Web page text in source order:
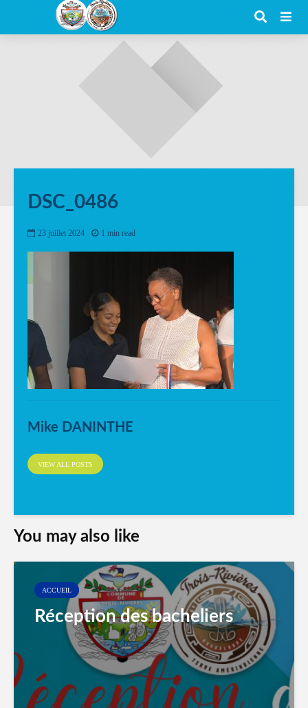
DSC_0486
23 juillet 2024 1 min read
Mike DANINTHE
VIEW ALL POSTS
You may also like
ACCUEIL
Réception des bacheliers